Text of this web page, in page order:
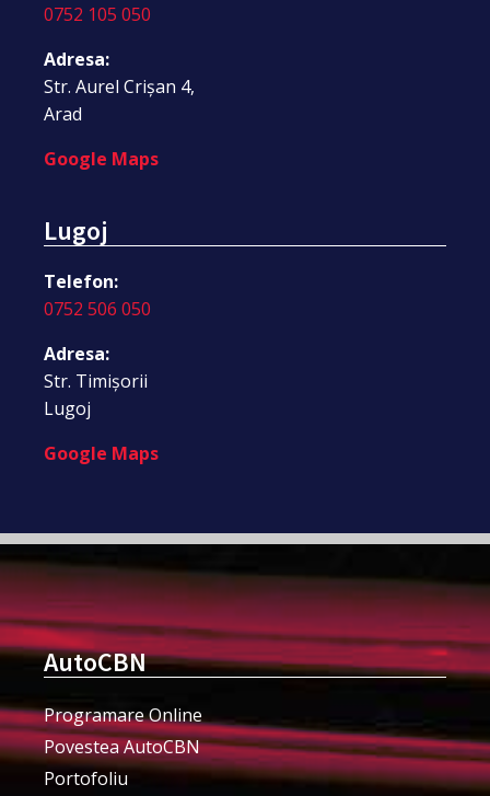
0752 105 050
Adresa:
Str. Aurel Crișan 4,
Arad
Google Maps
Lugoj
Telefon:
0752 506 050
Adresa:
Str. Timișorii
Lugoj
Google Maps
AutoCBN
Programare Online
Povestea AutoCBN
Portofoliu